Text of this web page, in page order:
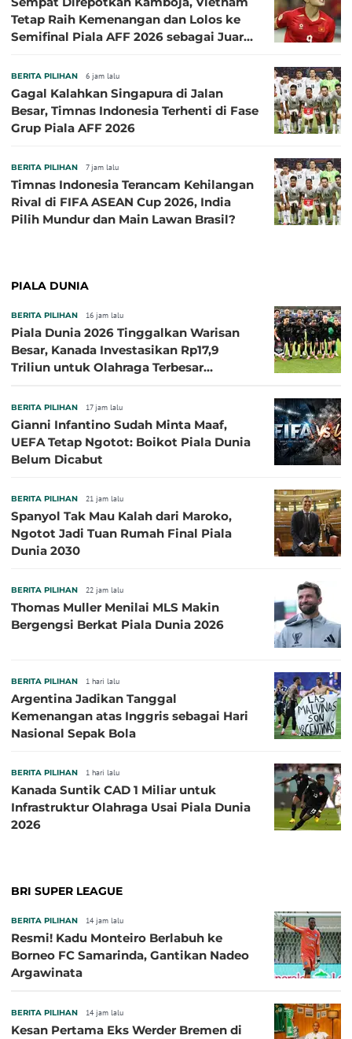
Tetap Raih Kemenangan dan Lolos ke
Semifinal Piala AFF 2026 sebagai Juara
BERITA PILIHAN 6 jam lalu
Gagal Kalahkan Singapura di Jalan
Besar, Timnas Indonesia Terhenti di Fase
Grup Piala AFF 2026
BERITA PILIHAN 7 jam lalu
Timnas Indonesia Terancam Kehilangan
Rival di FIFA ASEAN Cup 2026, India
Pilih Mundur dan Main Lawan Brasil?
PIALA DUNIA
BERITA PILIHAN 16 jam lalu
Piala Dunia 2026 Tinggalkan Warisan
Besar, Kanada Investasikan Rp17,9
Triliun untuk Olahraga Terbesar
BERITA PILIHAN 17 jam lalu
Gianni Infantino Sudah Minta Maaf,
UEFA Tetap Ngotot: Boikot Piala Dunia
Belum Dicabut
BERITA PILIHAN 21 jam lalu
Spanyol Tak Mau Kalah dari Maroko,
Ngotot Jadi Tuan Rumah Final Piala
Dunia 2030
BERITA PILIHAN 22 jam lalu
Thomas Muller Menilai MLS Makin
Bergengsi Berkat Piala Dunia 2026
BERITA PILIHAN 1 hari lalu
Argentina Jadikan Tanggal
Kemenangan atas Inggris sebagai Hari
Nasional Sepak Bola
BERITA PILIHAN 1 hari lalu
Kanada Suntik CAD 1 Miliar untuk
Infrastruktur Olahraga Usai Piala Dunia
2026
BRI SUPER LEAGUE
BERITA PILIHAN 14 jam lalu
Resmi! Kadu Monteiro Berlabuh ke
Borneo FC Samarinda, Gantikan Nadeo
Argawinata
BERITA PILIHAN 14 jam lalu
Kesan Pertama Eks Werder Bremen di